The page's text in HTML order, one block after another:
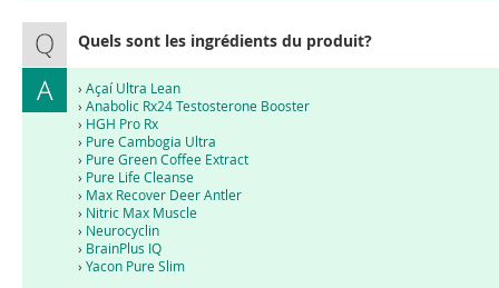
Quels sont les ingrédients du produit?
› Açaí Ultra Lean
› Anabolic Rx24 Testosterone Booster
› HGH Pro Rx
› Pure Cambogia Ultra
› Pure Green Coffee Extract
› Pure Life Cleanse
› Max Recover Deer Antler
› Nitric Max Muscle
› Neurocyclin
› BrainPlus IQ
› Yacon Pure Slim